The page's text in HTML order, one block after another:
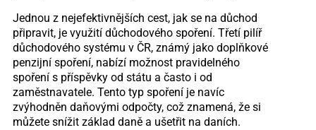
Jednou z nejefektivnějších cest, jak se na důchod
připravit, je využití důchodového spoření. Třetí pilíř
důchodového systému v ČR, známý jako doplňkové
penzijní spoření, nabízí možnost pravidelného
spoření s příspěvky od státu a často i od
zaměstnavatele. Tento typ spoření je navíc
zvýhodněn daňovými odpočty, což znamená, že si
můžete snížit základ daně a ušetřit na daních.